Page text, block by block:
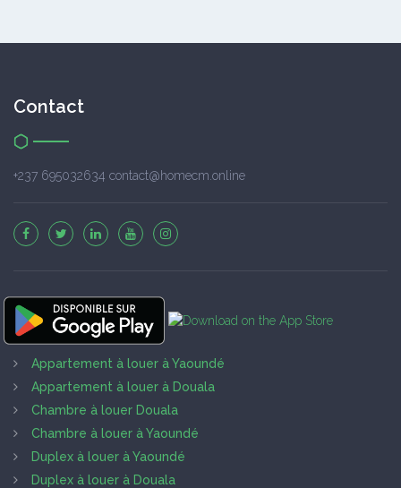
Contact
+237 695032634 contact@homecm.online
Appartement à louer à Yaoundé
Appartement à louer à Douala
Chambre à louer Douala
Chambre à louer à Yaoundé
Duplex à louer à Yaoundé
Duplex à louer à Douala